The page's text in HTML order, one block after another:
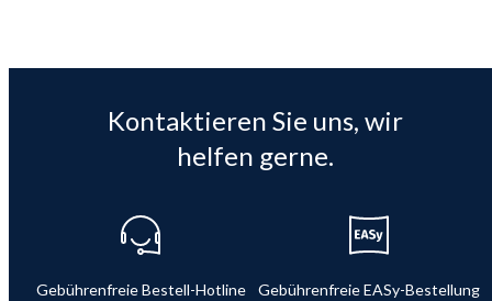
Kontaktieren Sie uns, wir
helfen gerne.
Gebührenfreie Bestell-Hotline Gebührenfreie EASy-Bestellung